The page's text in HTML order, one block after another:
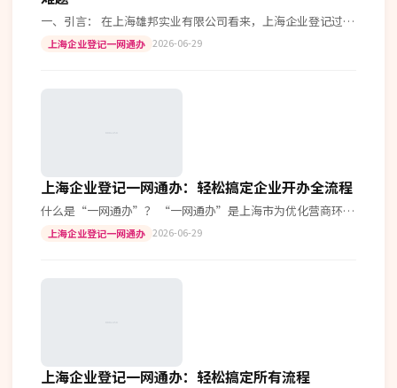
一、引言： 在上海雄邦实业有限公司看来，上海企业登记过程
中的“一网通办”平台是一项革命性的改革举措。它不仅简化
上海企业登记一网通办 2026-06-29
上海企业登记一网通办：轻松搞定企业开办全流程
什么是“一网通办”？ “一网通办”是上海市为优化营商环
境、提高政府服务效率而推出的一项创新举措。通过统一的在
上海企业登记一网通办 2026-06-29
上海企业登记一网通办：轻松搞定所有流程